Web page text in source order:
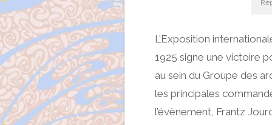
L’Exposition
1925 signe une victoire
au sein du Groupe des
les principales
l’évènement, Frantz